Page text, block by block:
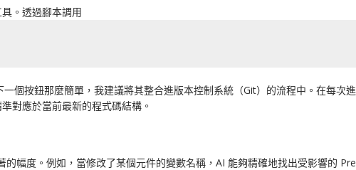
。透過腳本調用
個按鈕那麼簡單，我建議將其整合進版本控制系統（Git）的流程中。在每次
對應於當前最新的程式碼結構。
幅度。例如，當修改了某個元件的變數名稱，AI 能夠精確地找出受影響的